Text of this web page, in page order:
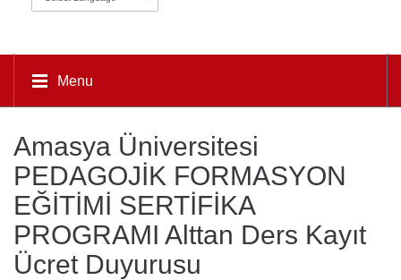
Menu
Amasya Üniversitesi
PEDAGOJİK FORMASYON
EĞİTİMİ SERTİFİKA
PROGRAMI Alttan Ders Kayıt
Ücret Duyurusu